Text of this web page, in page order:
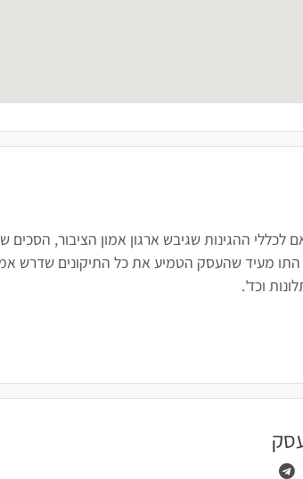
ההגינות שגיבש ארגון אמון הציבור, הסכים
התו מעיד שהעסק הטמיע את כל התיקונים שדרש
וכד'.